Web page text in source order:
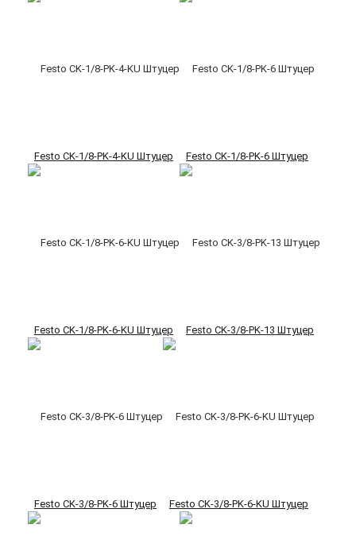
Festo CK-1/8-PK-4-KU Штуцер Festo CK-1/8-PK-6 Штуцер
Festo CK-1/8-PK-6-KU Штуцер Festo CK-3/8-PK-13 Штуцер
Festo CK-3/8-PK-6 Штуцер Festo CK-3/8-PK-6-KU Штуцер